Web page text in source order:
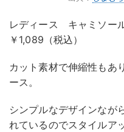
レディース キャミソー
￥1,089（税込）
カット素材で伸縮性もあ
ース。
シンプルなデザインなが
れているのでスタイルア